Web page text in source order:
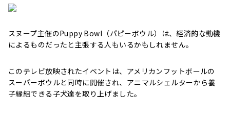
スヌープ主催のPuppy Bowl（パピーボウル）は、経済的な動機
によるものだったと主張する人もいるかもしれません。
このテレビ放映されたイベントは、アメリカンフットボールの
スーパーボウルと同時に開催され、アニマルシェルターから養
子縁組できる子犬達を取り上げました。